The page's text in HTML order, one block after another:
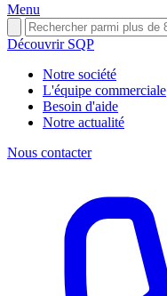
Menu
Découvrir SQP
Notre société
L'équipe commerciale
Besoin d'aide
Notre actualité
Nous contacter